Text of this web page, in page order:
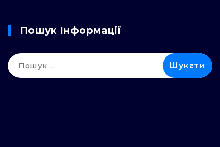
Пошук Інформації
Пошук: